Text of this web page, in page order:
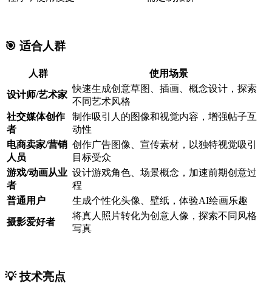
🎯 适合人群
人群 使用场景
设计师/艺术家
快速生成创意草图、插画、概念设计，探索
不同艺术风格
社交媒体创作
者
制作吸引人的图像和视觉内容，增强帖子互
动性
电商卖家/营销
人员
创作广告图像、宣传素材，以独特视觉吸引
目标受众
游戏/动画从业
者
设计游戏角色、场景概念，加速前期创意过
程
普通用户
生成个性化头像、壁纸，体验AI绘画乐趣
摄影爱好者
将真人照片转化为创意人像，探索不同风格
写真
💡 技术亮点